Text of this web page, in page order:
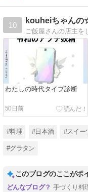
10
kouheiちゃんの
わたしの時代タイプ診断
50日前
#料理 #日本酒 #スイー
#グラタン
このブログのここがポ
手づくり料